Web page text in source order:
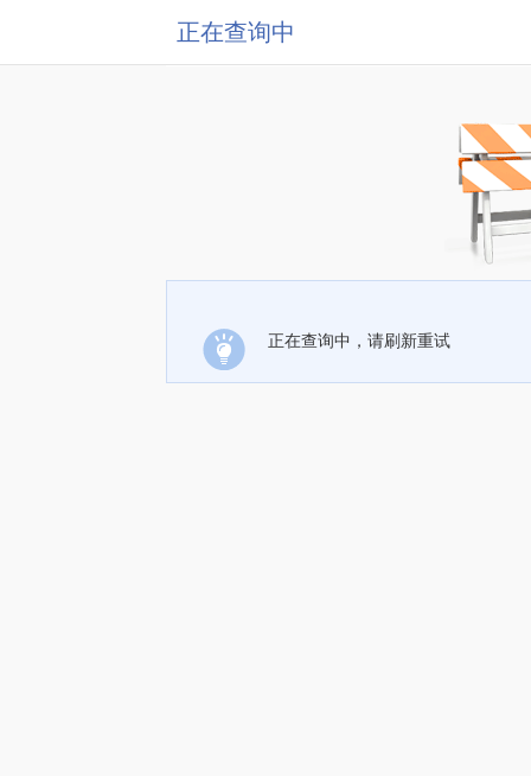
正在查询中
正在查询中，请刷新重试